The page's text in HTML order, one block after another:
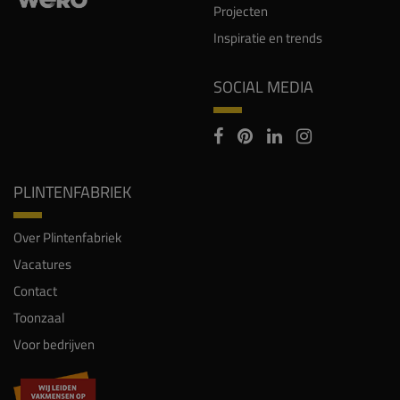
Projecten
Inspiratie en trends
SOCIAL MEDIA
PLINTENFABRIEK
Over Plintenfabriek
Vacatures
Contact
Toonzaal
Voor bedrijven